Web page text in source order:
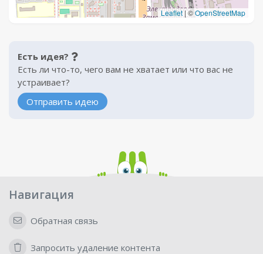
Leaflet |©OpenStreetMap
Есть идея?
Есть ли что-то, чего вам не хватает или что вас не
устраивает?
Отправить идею
Навигация
Обратная связь
Запросить удаление контента